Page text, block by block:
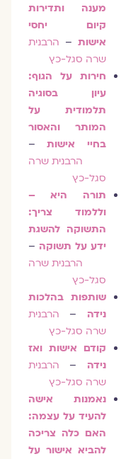
מענה ותדירות
קיום יחסי
אישות–הרבנית
שרה סגל-כץ
חירות על הגוף:
עיון בסוגיה
תלמודית על
המותר והאסור
בחיי אישות–
הרבנית שרה
סגל-כץ
תורה היא –
וללמוד צריך:
התשוקה להשגת
ידע על תשוקה–
הרבנית שרה
סגל-כץ
שותפות בהלכות
נידה–
הרבנית
שרה סגל-כץ
קודם אישות ואז
נידה–
הרבנית
שרה סגל-כץ
נאמנות אישה
להעיד על עצמה:
האם כלה צריכה
להביא אישור על